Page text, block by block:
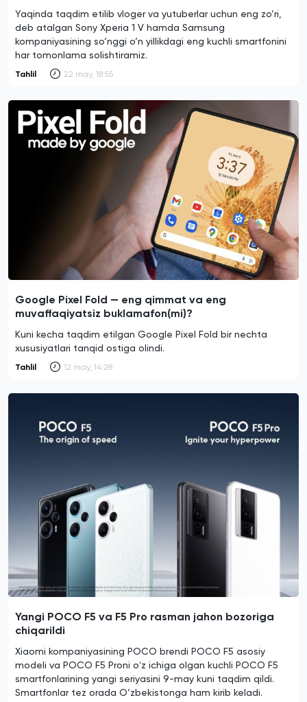
Yaqinda taqdim etilib vloger va yutuberlar uchun eng zo‘ri,
deb atalgan Sony Xperia 1 V hamda Samsung
kompaniyasining so‘nggi o‘n yillikdagi eng kuchli smartfonini
har tomonlama solishtiramiz.
Tahlil 22 may, 18:55
Google Pixel Fold — eng qimmat va eng
muvaffaqiyatsiz buklamafon(mi)?
Kuni kecha taqdim etilgan Google Pixel Fold bir nechta
xususiyatlari tanqid ostiga olindi.
Tahlil 12 may, 14:28
Yangi POCO F5 va F5 Pro rasman jahon bozoriga
chiqarildi
Xiaomi kompaniyasining POCO brendi POCO F5 asosiy
modeli va POCO F5 Proni oʻz ichiga olgan kuchli POCO F5
smartfonlarining yangi seriyasini 9-may kuni taqdim qildi.
Smartfonlar tez orada O‘zbekistonga ham kirib keladi.